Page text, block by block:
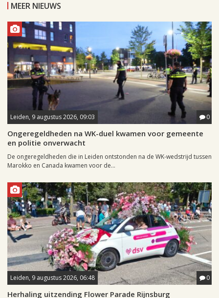
MEER NIEUWS
Leiden, 9 augustus 2026, 09:03 0
Ongeregeldheden na WK-duel kwamen voor gemeente
en politie onverwacht
De ongeregeldheden die in Leiden ontstonden na de WK-wedstrijd tussen
Marokko en Canada kwamen voor de...
Leiden, 9 augustus 2026, 06:48 0
Herhaling uitzending Flower Parade Rijnsburg